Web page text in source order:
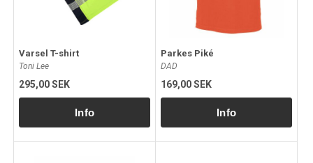
Varsel T-shirt
Toni Lee
295,00 SEK
Parkes Piké
DAD
169,00 SEK